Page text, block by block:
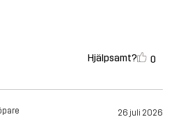
Hjälpsamt? 0
26 juli 2026